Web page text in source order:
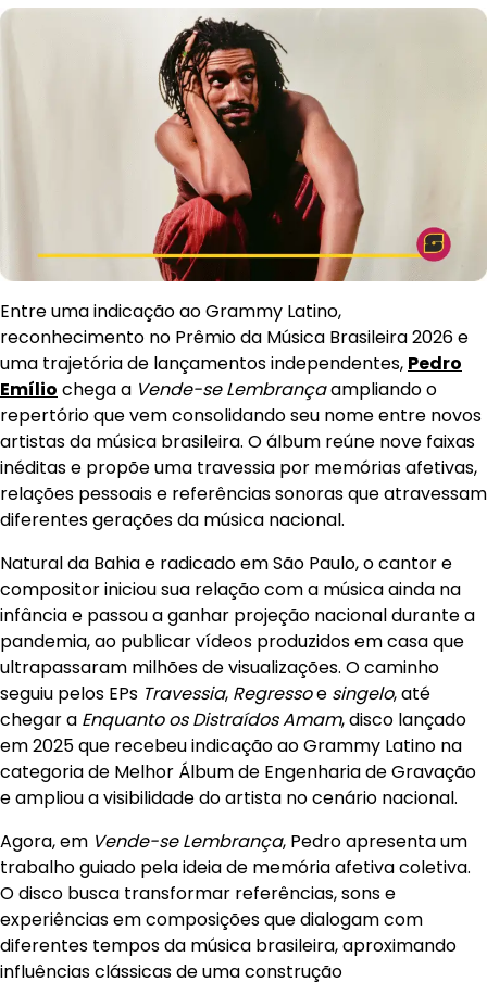
Entre uma indicação ao Grammy Latino,
reconhecimento no Prêmio da Música Brasileira 2026 e
uma trajetória de lançamentos independentes, Pedro
Emílio chega a Vende-se Lembrançaampliando o
repertório que vem consolidando seu nome entre novos
artistas da música brasileira. O álbum reúne nove faixas
inéditas e propõe uma travessia por memórias afetivas,
relações pessoais e referências sonoras que atravessam
diferentes gerações da música nacional.
Natural da Bahia e radicado em São Paulo, o cantor e
compositor iniciou sua relação com a música ainda na
infância e passou a ganhar projeção nacional durante a
pandemia, ao publicar vídeos produzidos em casa que
ultrapassaram milhões de visualizações. O caminho
seguiu pelos EPs Travessia, Regressoe singelo, até
chegar a Enquanto os Distraídos Amam, disco lançado
em 2025 que recebeu indicação ao Grammy Latino na
categoria de Melhor Álbum de Engenharia de Gravação
e ampliou a visibilidade do artista no cenário nacional.
Agora, em Vende-se Lembrança, Pedro apresenta um
trabalho guiado pela ideia de memória afetiva coletiva.
O disco busca transformar referências, sons e
experiências em composições que dialogam com
diferentes tempos da música brasileira, aproximando
influências clássicas de uma construção